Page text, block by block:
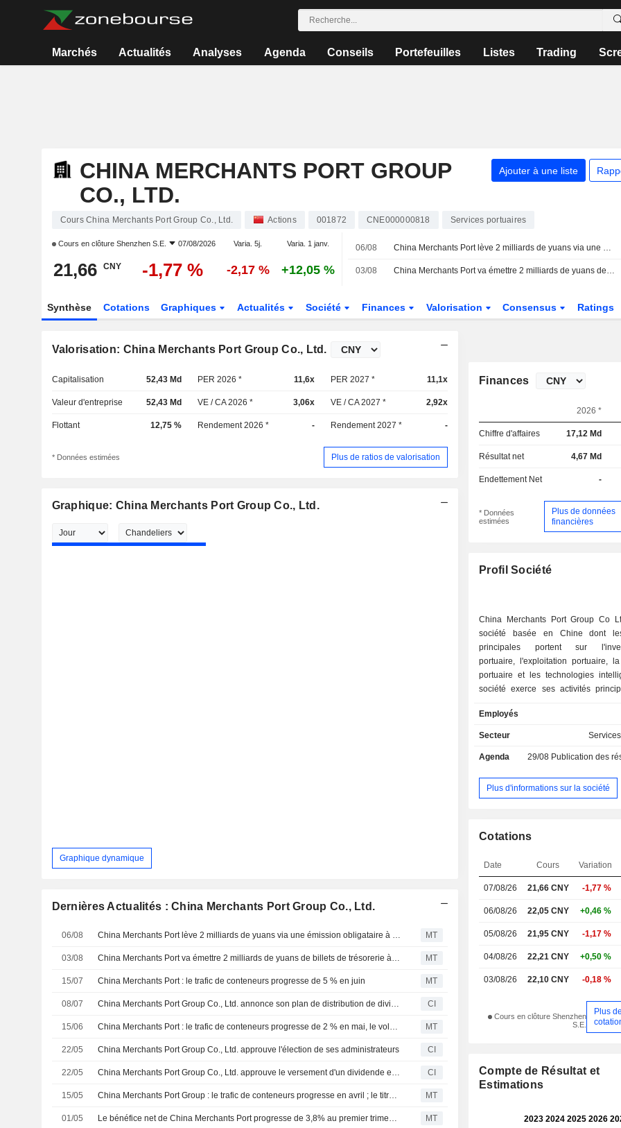
Marchés Actualités Analyses Agenda Conseils Portefeuilles Listes Trading
CHINA MERCHANTS PORT GROUP
CO., LTD.
Ajouter à une liste
Cours China Merchants Port Group Co., Ltd. Actions 001872 CNE000000818 Services portuaires
Cours en clôture Shenzhen S.E. 07/08/2026 Varia. 5j. Varia. 1 janv.
21,66 CNY -1,77 % -2,17 % +12,05 %
06/08 China Merchants Port lève 2 milliards de yuans via une émission obligataire à 269 jours
03/08 China Merchants Port va émettre 2 milliards de yuans de billets de trésorerie à très court terme
Synthèse Cotations Graphiques Actualités Société Finances Valorisation Consensus Ratings
Valorisation: China Merchants Port Group Co., Ltd.
Capitalisation 52,43 Md PER 2026 * 11,6x PER 2027 * 11,1x
Valeur d'entreprise 52,43 Md VE / CA 2026 * 3,06x VE / CA 2027 * 2,92x
Flottant 12,75 % Rendement 2026 * - Rendement 2027 * -
* Données estimées Plus de ratios de valorisation
Graphique: China Merchants Port Group Co., Ltd.
Graphique dynamique
Dernières Actualités : China Merchants Port Group Co., Ltd.
06/08 China Merchants Port lève 2 milliards de yuans via une émission obligataire à 269 jours MT
03/08 China Merchants Port va émettre 2 milliards de yuans de billets de trésorerie à très court terme MT
15/07 China Merchants Port : le trafic de conteneurs progresse de 5 % en juin MT
08/07 China Merchants Port Group Co., Ltd. annonce son plan de distribution de dividendes pour les actions B au titre de l'exercice 2025, avec une mise en paiement le 17 juillet 2026 CI
15/06 China Merchants Port : le trafic de conteneurs progresse de 2 % en mai, le volume de marchandises chute de 13 % MT
22/05 China Merchants Port Group Co., Ltd. approuve l'élection de ses administrateurs CI
22/05 China Merchants Port Group Co., Ltd. approuve le versement d'un dividende en numéraire pour l'exercice 2025 CI
15/05 China Merchants Port Group : le trafic de conteneurs progresse en avril ; le titre recule de 3% MT
01/05 Le bénéfice net de China Merchants Port progresse de 3,8% au premier trimestre MT
Finances
2026 *
Chiffre d'affaires 17,12 Md
Résultat net 4,67 Md
Endettement Net -
* Données
estimées
Plus de données
financières
Profil Société
China Merchants Port Group Co
société basée en Chine dont
principales portent sur
portuaire, l'exploitation portuaire,
portuaire et les technologies
société exerce ses activités
portuaires » est
l'exploitation de terminaux à
chargement/déchargement,
terminaux de marchandises en vrac,
le chargement, le déchargement et
principalement dédié à
manutention de fret aéroportuaire.
des autres activités est
ainsi qu'aux opérations logistiques.
les marchés étrangers.
Employés
Secteur
Agenda 29/08 Publication des résultats
Plus d'informations sur la société
Cotations
Date Cours Variation
07/08/26 21,66 CNY -1,77 %
06/08/26 22,05 CNY +0,46 %
05/08/26 21,95 CNY -1,17 %
04/08/26 22,21 CNY +0,50 %
03/08/26 22,10 CNY -0,18 %
Cours en clôture Shenzhen
S.E.
Plus de
Compte de Résultat et
Estimations